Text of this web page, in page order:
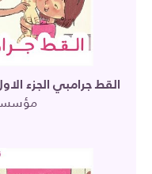
القط جرامبي الجزء
مؤسسة